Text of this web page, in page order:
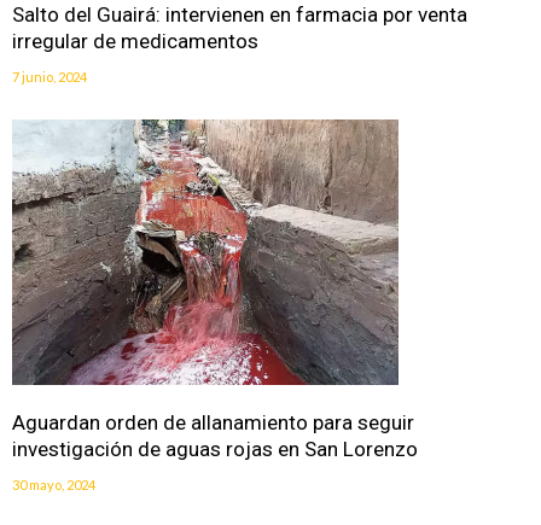
Salto del Guairá: intervienen en farmacia por venta
irregular de medicamentos
7 junio, 2024
Aguardan orden de allanamiento para seguir
investigación de aguas rojas en San Lorenzo
30 mayo, 2024